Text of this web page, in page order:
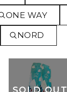
ONE WAY
NORD